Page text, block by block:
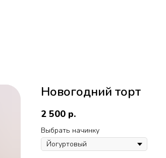
Новогодний торт
2 500 р.
Выбрать начинку